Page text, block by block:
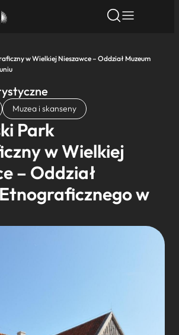
Znajdź artykuł Znajdź
w Wielkiej Nieszawce – Oddział Muzeum
Muzea i skanseny
Park
w Wielkiej
– Oddział
w